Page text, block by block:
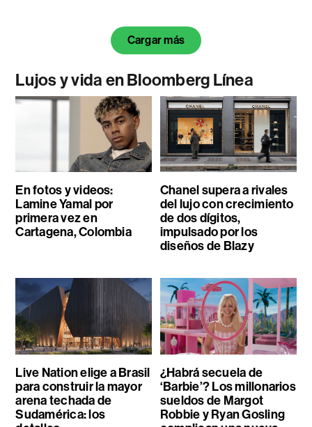
Cargar más
Lujos y vida en Bloomberg Línea
En fotos y videos:
Lamine Yamal por
primera vez en
Cartagena, Colombia
Chanel supera a rivales
del lujo con crecimiento
de dos dígitos,
impulsado por los
diseños de Blazy
Live Nation elige a Brasil
para construir la mayor
arena techada de
Sudamérica: los
¿Habrá secuela de
‘Barbie’? Los millonarios
sueldos de Margot
Robbie y Ryan Gosling